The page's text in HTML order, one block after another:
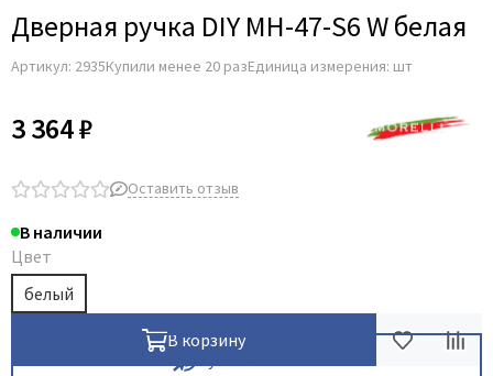
Aldeghi Luigi
Alvero
Archie
Aurum Doors
Belwooddoors
Brandoors
Bussare
Comaglio
Дверная ручка DIY MH-47-S6 W белая
Артикул: 2935Купили менее 20 разЕдиница измерения: шт
3 364 ₽
Оставить отзыв
В наличии
Цвет
белый
В корзину